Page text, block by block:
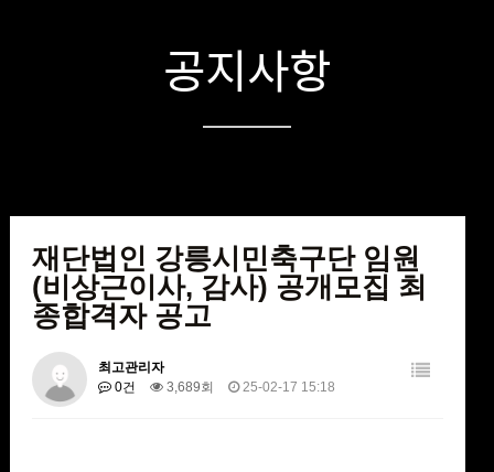
공지사항
재단법인 강릉시민축구단 임원
(비상근이사, 감사) 공개모집 최
종합격자 공고
최고관리자
0건
3,689회 25-02-17 15:18